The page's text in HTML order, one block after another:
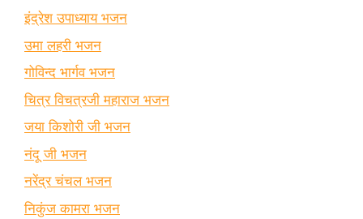
इंद्रेश उपाध्याय भजन
उमा लहरी भजन
गोविन्द भार्गव भजन
चित्र विचत्रजी महाराज भजन
जया किशोरी जी भजन
नंदू जी भजन
नरेंद्र चंचल भजन
निकुंज कामरा भजन